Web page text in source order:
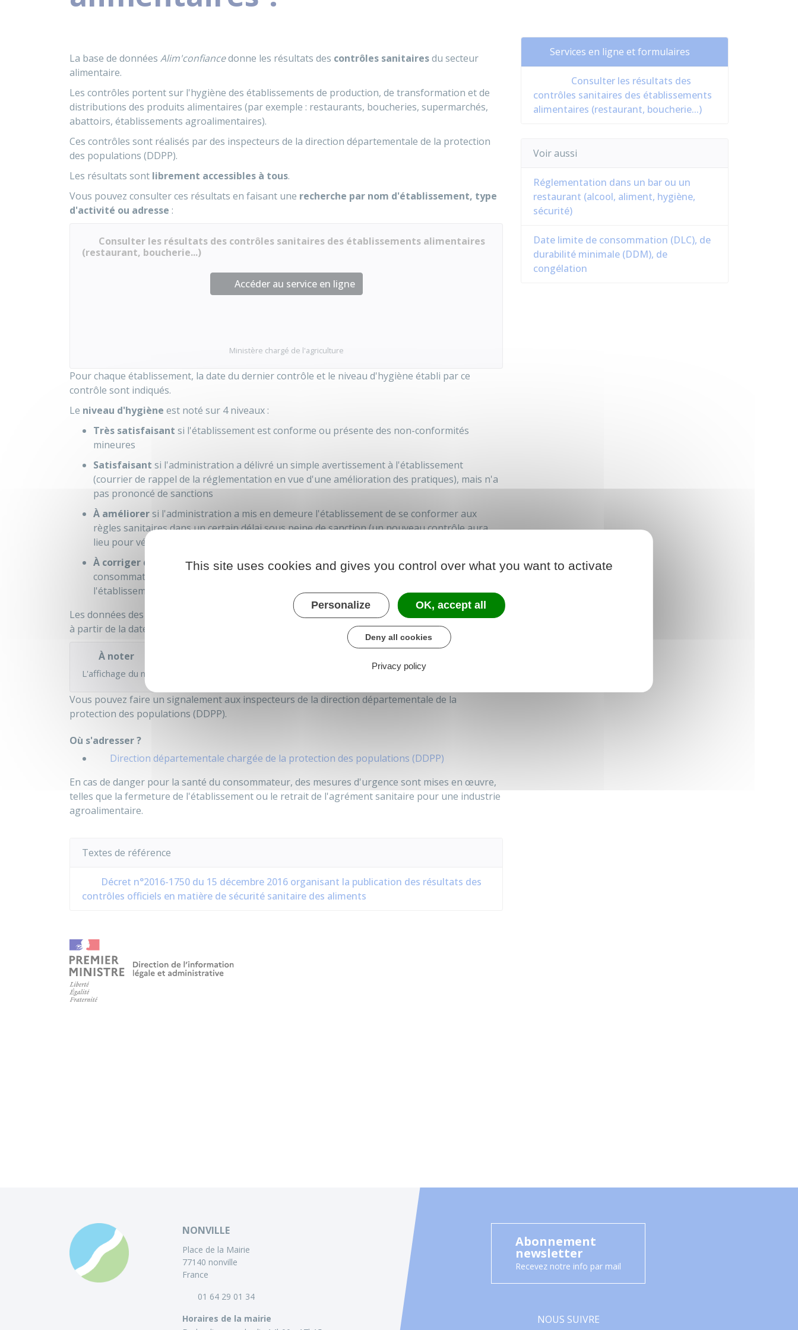
La base de données Alim'confiancedonne les résultats des contrôles sanitairesdu secteur
alimentaire.
Les contrôles portent sur l'hygiène des établissements de production, de transformation et de
distributions des produits alimentaires (par exemple : restaurants, boucheries, supermarchés,
abattoirs, établissements agroalimentaires).
Ces contrôles sont réalisés par des inspecteurs de la direction départementale de la protection
des populations (DDPP).
Les résultats sont librement accessibles à tous.
Vous pouvez consulter ces résultats en faisant une recherche par nom d'établissement, type
d'activité ou adresse :
Consulter les résultats des contrôles sanitaires des établissements alimentaires
(restaurant, boucherie...)
Accéder au service en ligne
Ministère chargé de l'agriculture
Pour chaque établissement, la date du dernier contrôle et le niveau d'hygiène établi par ce
contrôle sont indiqués.
Le niveau d'hygiène est noté sur 4 niveaux :
Très satisfaisant si l'établissement est conforme ou présente des non-conformités
mineures
Satisfaisant si l'administration a délivré un simple avertissement à l'établissement
(courrier de rappel de la réglementation en vue d'une amélioration des pratiques), mais n'a
pas prononcé de sanctions
À améliorersi l'administration a mis en demeure l'établissement de se conformer aux
règles sanitaires dans un certain délai sous peine de sanction (un nouveau contrôle aura
lieu pour vérifier la mise en place des mesures correctives)
À corriger de manière urgentesi l'établissement peut mettre en danger la santé du
consommateur. L'administration a prononcé une sanction (par exemple, la fermeture de
l'établissement).
Les données des contrôles sanitaires restent disponibles dans la base de données pendant 1 an
à partir de la date de réalisation du contrôle.
À noter
L'affichage du niveau d'hygiène n'a pas à figurer sur les devantures des établissements.
Vous pouvez faire un signalement aux inspecteurs de la direction départementale de la
protection des populations (DDPP).
Où s'adresser ?
Direction départementale chargée de la protection des populations (DDPP)
En cas de danger pour la santé du consommateur, des mesures d'urgence sont mises en œuvre,
telles que la fermeture de l'établissement ou le retrait de l'agrément sanitaire pour une industrie
agroalimentaire.
Textes de référence
Décret n°2016-1750 du 15 décembre 2016 organisant la publication des résultats des
contrôles officiels en matière de sécurité sanitaire des aliments
Services en ligne et formulaires
Consulter les résultats des
contrôles sanitaires des établissements
alimentaires (restaurant, boucherie...)
Voir aussi
Réglementation dans un bar ou un
restaurant (alcool, aliment, hygiène,
sécurité)
Date limite de consommation (DLC), de
durabilité minimale (DDM), de
congélation
NONVILLE
Place de la Mairie
77140 nonville
France
01 64 29 01 34
Horaires de la mairie
Abonnement
newsletter
Recevez notre info par mail
NOUS SUIVRE
This site uses cookies and gives you control over what you want to activate
Personalize OK, accept all
Deny all cookies
Privacy policy